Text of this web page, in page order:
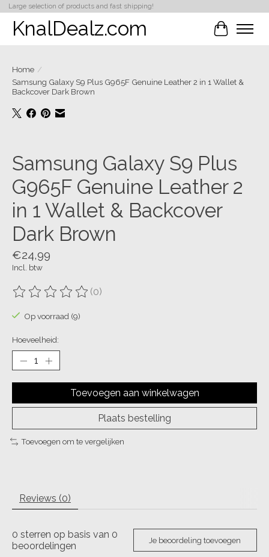
Large selection of products and fast shipping!
KnalDealz.com
Home /
Samsung Galaxy S9 Plus G965F Genuine Leather 2 in 1 Wallet &
Backcover Dark Brown
Samsung Galaxy S9 Plus
G965F Genuine Leather 2
in 1 Wallet & Backcover
Dark Brown
€24,99
Incl. btw
De beoordeling van dit product is
(0)
Op voorraad (9)
Hoeveelheid:
Toevoegen aan winkelwagen
Plaats bestelling
Toevoegen om te vergelijken
Reviews (0)
0 sterren op basis van 0
beoordelingen
Je beoordeling toevoegen